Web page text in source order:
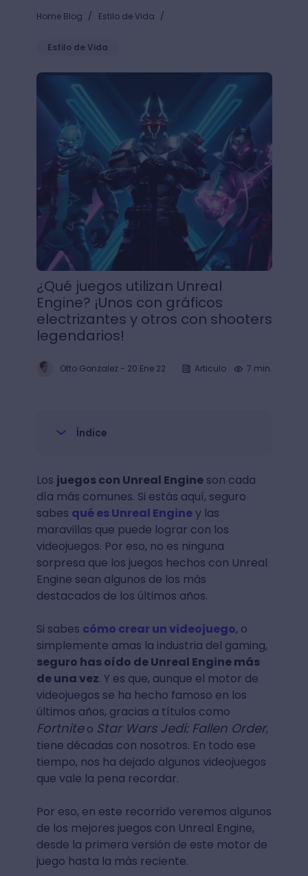
Home Blog / Estilo de Vida /
Estilo de Vida
¿Qué juegos utilizan Unreal Engine? ¡Unos con
¿Qué juegos utilizan Unreal
Engine? ¡Unos con gráficos
electrizantes y otros con shooters
legendarios!
Otto Gonzalez- 20 Ene 22 Articulo 7 min.
Índice
Los juegos con Unreal Engineson cada
día más comunes. Si estás aquí, seguro
sabes qué es Unreal Enginey las
maravillas que puede lograr con los
videojuegos. Por eso, no es ninguna
sorpresa que los juegos hechos con Unreal
Engine sean algunos de los más
destacados de los últimos años.
Si sabes cómo crear un videojuego, o
simplemente amas la industria del gaming,
seguro has oído de Unreal Engine más
de una vez. Y es que, aunque el motor de
videojuegos se ha hecho famoso en los
últimos años, gracias a títulos como
Fortniteo Star Wars Jedi: Fallen Order,
tiene décadas con nosotros. En todo ese
tiempo, nos ha dejado algunos videojuegos
que vale la pena recordar.
Por eso, en este recorrido veremos algunos
de los mejores juegos con Unreal Engine,
desde la primera versión de este motor de
juego hasta la más reciente.